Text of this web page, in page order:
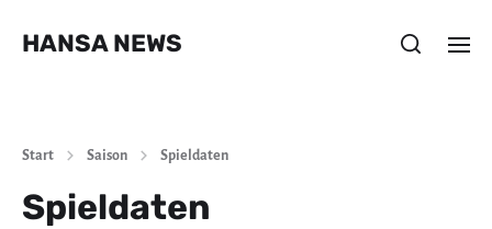
HANSA NEWS
Start Saison Spieldaten
Spieldaten